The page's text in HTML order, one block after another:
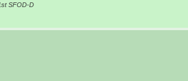
SFOD-D